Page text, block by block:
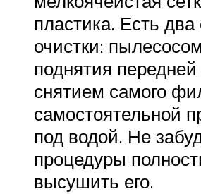
пластика. Есть
очистки:
поднятия
снятием самого
самостоятельной
под водой. Не
процедуры
высушить его.